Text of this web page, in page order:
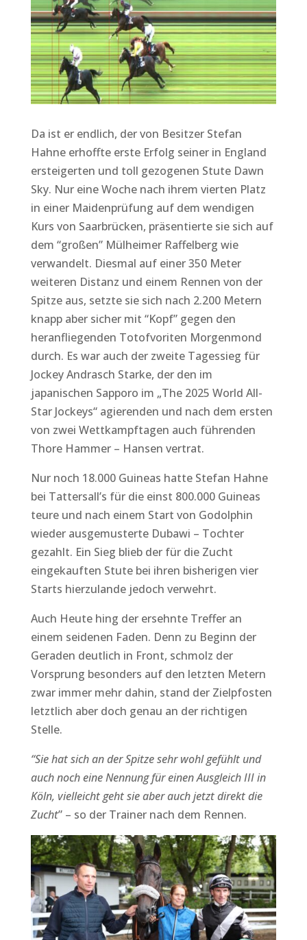
Da ist er endlich, der von Besitzer Stefan
Hahne erhoffte erste Erfolg seiner in England
ersteigerten und toll gezogenen Stute Dawn
Sky. Nur eine Woche nach ihrem vierten Platz
in einer Maidenprüfung auf dem wendigen
Kurs von Saarbrücken, präsentierte sie sich auf
dem “großen” Mülheimer Raffelberg wie
verwandelt. Diesmal auf einer 350 Meter
weiteren Distanz und einem Rennen von der
Spitze aus, setzte sie sich nach 2.200 Metern
knapp aber sicher mit “Kopf” gegen den
heranfliegenden Totofvoriten Morgenmond
durch. Es war auch der zweite Tagessieg für
Jockey Andrasch Starke, der den im
japanischen Sapporo im „The 2025 World All-
Star Jockeys“ agierenden und nach dem ersten
von zwei Wettkampftagen auch führenden
Thore Hammer – Hansen vertrat.
Nur noch 18.000 Guineas hatte Stefan Hahne
bei Tattersall’s für die einst 800.000 Guineas
teure und nach einem Start von Godolphin
wieder ausgemusterte Dubawi – Tochter
gezahlt. Ein Sieg blieb der für die Zucht
eingekauften Stute bei ihren bisherigen vier
Starts hierzulande jedoch verwehrt.
Auch Heute hing der ersehnte Treffer an
einem seidenen Faden. Denn zu Beginn der
Geraden deutlich in Front, schmolz der
Vorsprung besonders auf den letzten Metern
zwar immer mehr dahin, stand der Zielpfosten
letztlich aber doch genau an der richtigen
Stelle.
“Sie hat sich an der Spitze sehr wohl gefühlt und
auch noch eine Nennung für einen Ausgleich III in
Köln, vielleicht geht sie aber auch jetzt direkt die
Zucht” – so der Trainer nach dem Rennen.